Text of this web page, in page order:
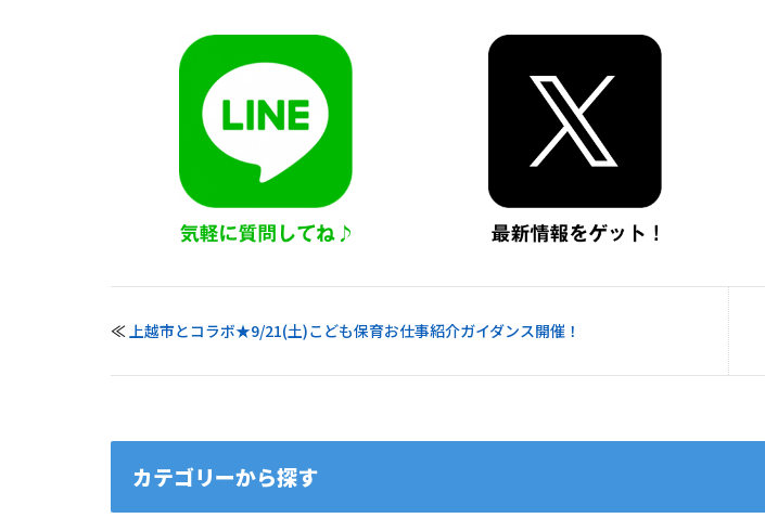
≪ 上越市とコラボ★9/21(土)こども保育お仕事紹介ガイダンス開催！
カテゴリーから探す